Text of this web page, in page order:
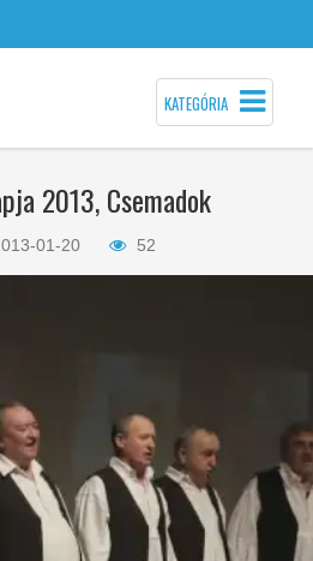
KATEGÓRIA
2013, Csemadok
01-20 52